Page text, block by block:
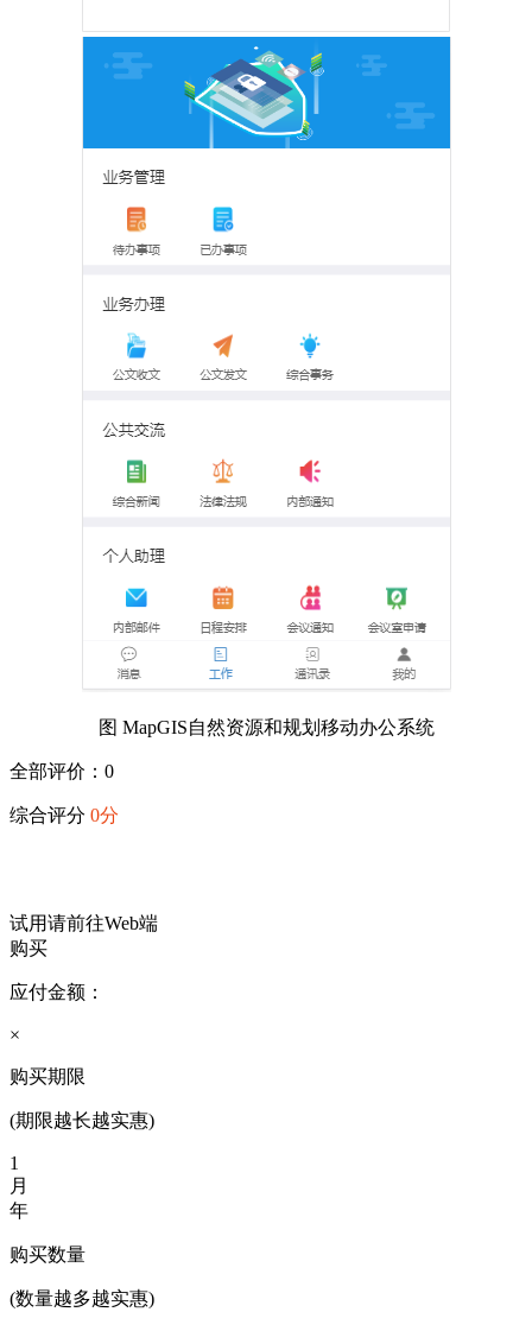
图 MapGIS自然资源和规划移动办公系统
全部评价：0
综合评分 0分
试用请前往Web端
购买
应付金额：
×
购买期限
(期限越长越实惠)
1
月
年
购买数量
(数量越多越实惠)